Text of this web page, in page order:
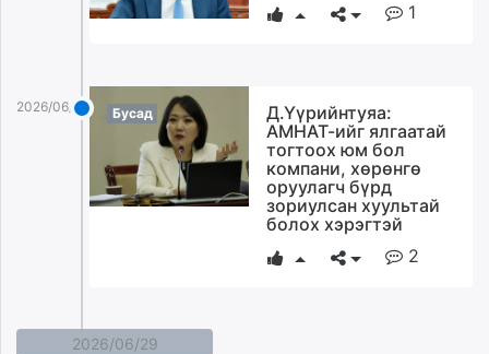
1
2026/06/30 Бусад
Д.Үүрийнтуяа:
АМНАТ-ийг ялгаатай
тогтоох юм бол
компани, хөрөнгө
оруулагч бүрд
зориулсан хуультай
болох хэрэгтэй
2
2026/06/29